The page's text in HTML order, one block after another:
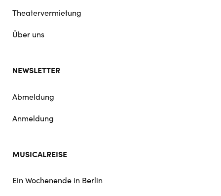
Theatervermietung
Über uns
NEWSLETTER
Abmeldung
Anmeldung
MUSICALREISE
Ein Wochenende in Berlin